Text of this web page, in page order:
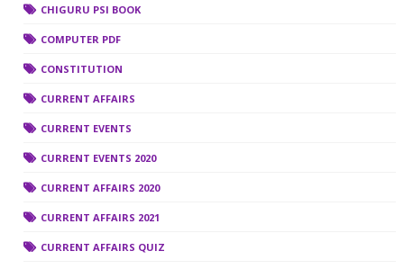
CHIGURU PSI BOOK
COMPUTER PDF
CONSTITUTION
CURRENT AFFAIRS
CURRENT EVENTS
CURRENT EVENTS 2020
CURRENT AFFAIRS 2020
CURRENT AFFAIRS 2021
CURRENT AFFAIRS QUIZ